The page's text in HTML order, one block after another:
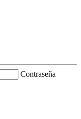
Contraseña